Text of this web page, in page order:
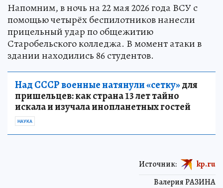
Напомним, в ночь на 22 мая 2026 года ВСУ с
помощью четырёх беспилотников нанесли
прицельный удар по общежитию
Старобельского колледжа. В момент атаки в
здании находились 86 студентов.
Над СССР военные натянули «сетку»для
пришельцев: как страна 13 лет тайно
искала и изучала инопланетных гостей
НАУКА
Валерия РАЗИНА
Источник: kp.ru